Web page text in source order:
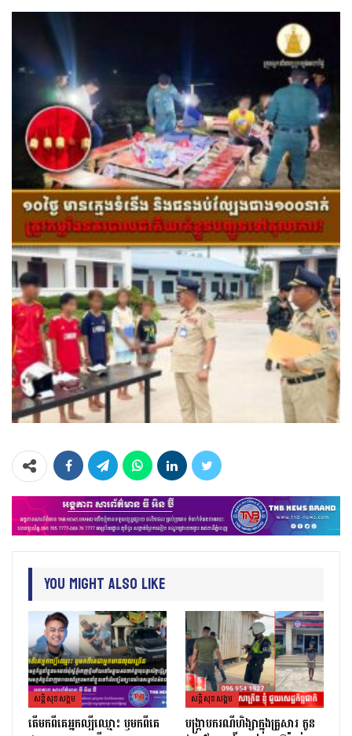
You Might Also Like
សន្តិសុខសង្គម
តេីមកពីគេអ្នកល្បីឈ្មោះ​ ឫមកពីគេ
សន្តិសុខសង្គម
បង្ក្រាបករណីហិង្សាក្នុងគ្រួសារ កូន